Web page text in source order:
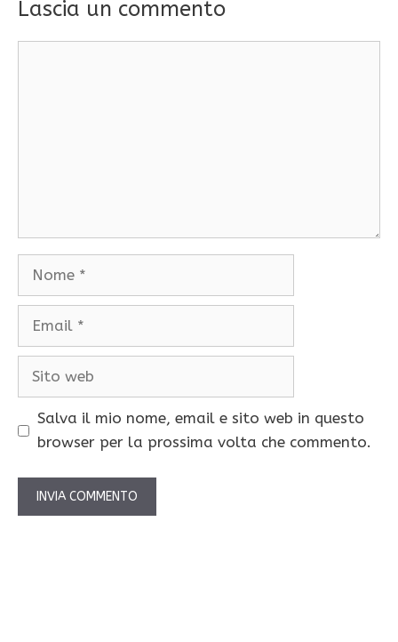
Lascia un commento
Nome
Email
Sito
Salva il mio nome, email e sito web in questo
browser per la prossima volta che commento.